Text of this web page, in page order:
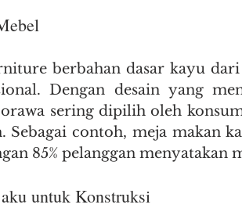
berbahan dasar kayu
Dengan desain yang
sering dipilih oleh
Sebagai contoh, meja makan
85% pelanggan menyatakan
untuk Konstruksi